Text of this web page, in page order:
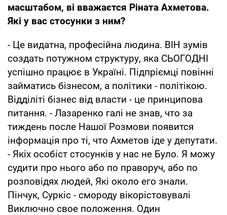
масштабом, ві вважаєтся Ріната Ахметова.
Які у вас стосунки з ним?
- Це видатна, професійна людина. ВІН зумів
создать потужном структуру, яка СЬОГОДНІ
успішно працює в Україні. Підпріємці повінні
займатись бізнесом, а політики - політікою.
Відділіті бізнес від власти - це принципова
питання. - Лазаренко галі не знав, что за
тиждень после Нашої Розмови появится
інформація про ті, что Ахметов іде у депутати.
- Якіх особіст стосунків у нас не Було. Я можу
судити про нього або по праворуч, або по
розповідях людей, Які около его знали.
Пінчук, Суркіс - смороду вікорістовувалі
Виключно свое положення. Один